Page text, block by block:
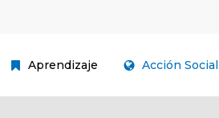
Aprendizaje Acción Social